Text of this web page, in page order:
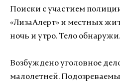
Поиски с участием
«ЛизаАлерт» и местных
ночь и утро. Тело
Возбуждено уголовное
малолетней.